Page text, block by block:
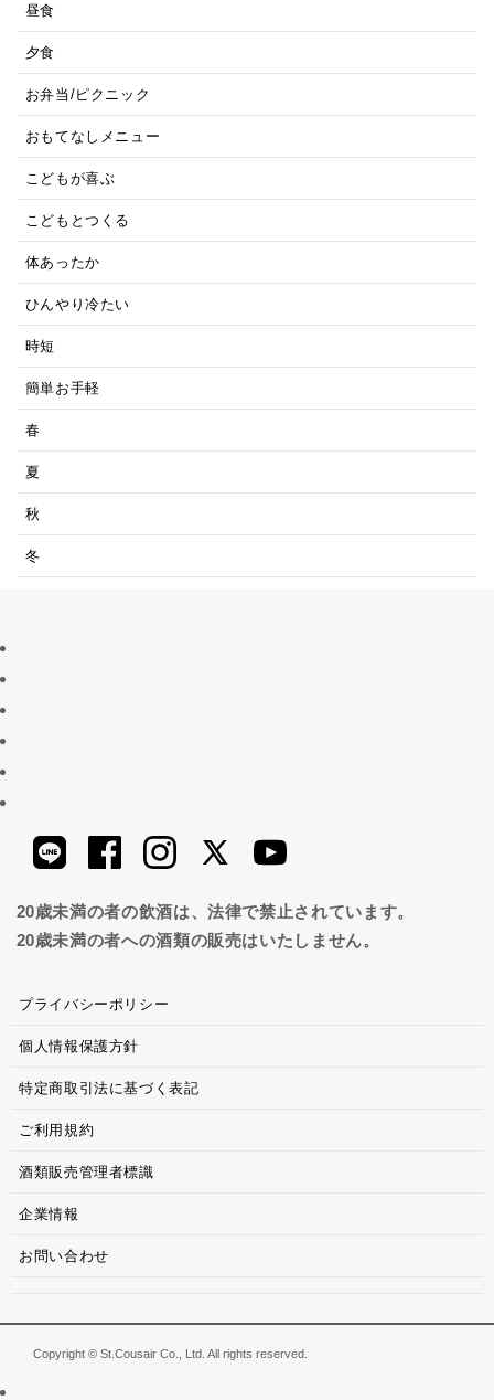
昼食
夕食
お弁当/ピクニック
おもてなしメニュー
こどもが喜ぶ
こどもとつくる
体あったか
ひんやり冷たい
時短
簡単お手軽
春
夏
秋
冬
20歳未満の者の飲酒は、法律で禁止されています。
20歳未満の者への酒類の販売はいたしません。
プライバシーポリシー
個人情報保護方針
特定商取引法に基づく表記
ご利用規約
酒類販売管理者標識
企業情報
お問い合わせ
Copyright © St.Cousair Co., Ltd. All rights reserved.